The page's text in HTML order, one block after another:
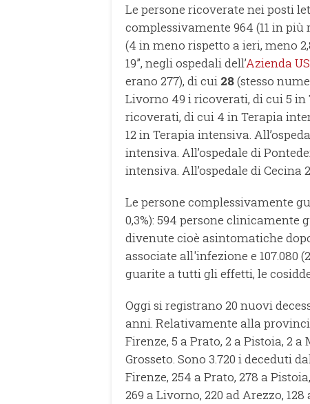
Le persone ricoverate nei posti
complessivamente 964 (11 in più
(4 in meno rispetto a ieri, meno
19”, negli ospedali dell’Azienda
erano 277), di cui 28(stesso
Livorno 49 i ricoverati, di cui 5 in
ricoverati, di cui 4 in Terapia
12 in Terapia intensiva.
intensiva. All’ospedale di
intensiva. All’ospedale di
Le persone complessivamente
0,3%): 594 persone clinicamente
divenute cioè asintomatiche
associate all'infezione e 107.080
guarite a tutti gli effetti, le
Oggi si registrano 20 nuovi
anni. Relativamente alla
Firenze, 5 a Prato, 2 a Pistoia, 2 a
Grosseto. Sono 3.720 i deceduti
Firenze, 254 a Prato, 278 a
269 a Livorno, 220 ad Arezzo,